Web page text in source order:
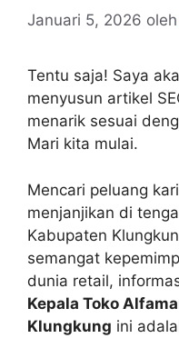
Januari 5, 2026 oleh
Tentu saja! Saya
menyusun artikel
menarik sesuai
Mari kita mulai.
Mencari peluang
menjanjikan di
Kabupaten
semangat
dunia retail,
Kepala Toko
Klungkung ini